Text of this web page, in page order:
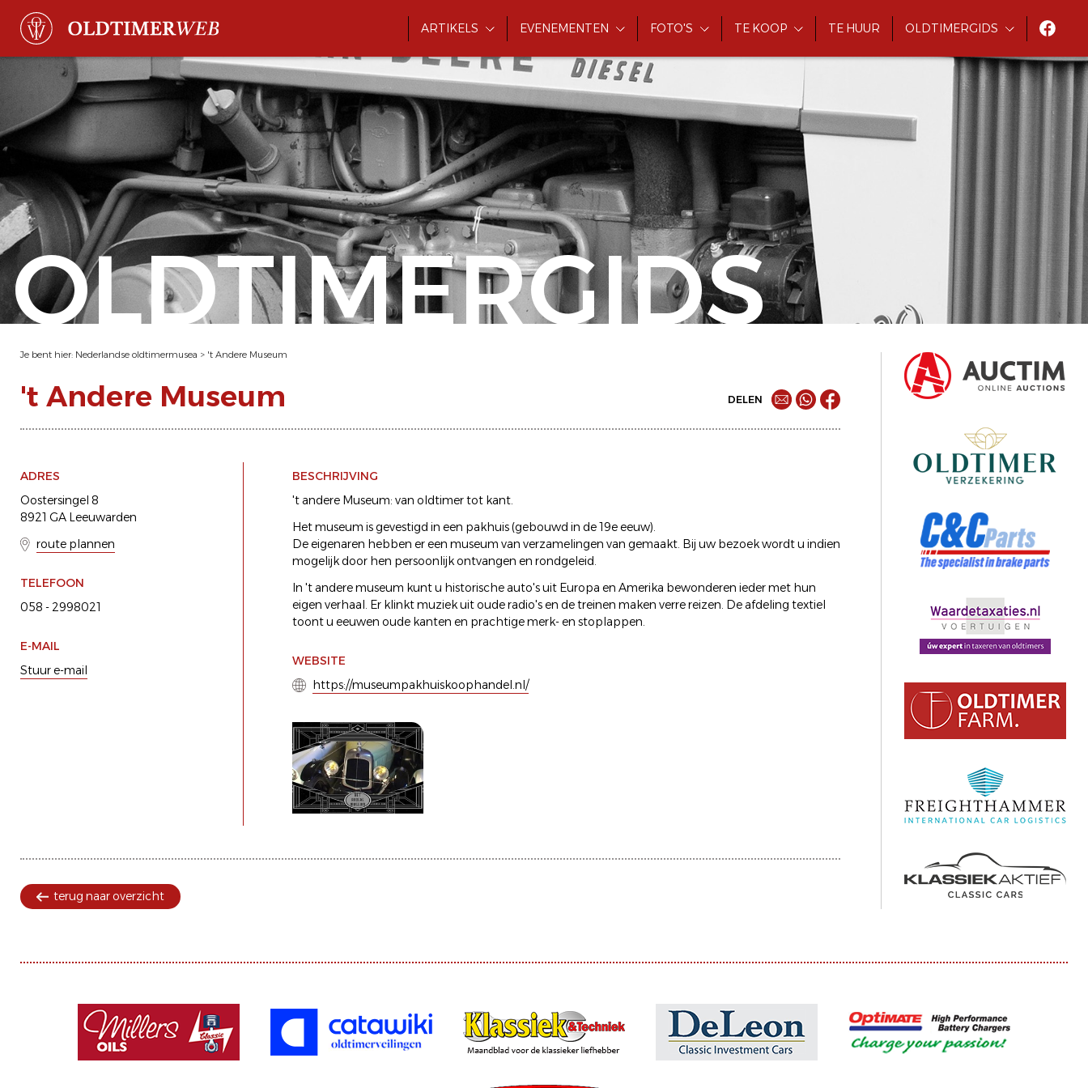
ARTIKELS EVENEMENTEN FOTO'S TE KOOP TE HUUR OLDTIMERGIDS
OLDTIMERGIDS
Je bent hier: Nederlandse oldtimermusea > 't Andere Museum
't Andere Museum DELEN
ADRES
Oostersingel 8
8921 GA Leeuwarden
route plannen
TELEFOON
058 - 2998021
E-MAIL
Stuur e-mail
BESCHRIJVING
't andere Museum: van oldtimer tot kant.
Het museum is gevestigd in een pakhuis (gebouwd in de 19e eeuw).
De eigenaren hebben er een museum van verzamelingen van gemaakt. Bij uw bezoek wordt u indien
mogelijk door hen persoonlijk ontvangen en rondgeleid.
In 't andere museum kunt u historische auto's uit Europa en Amerika bewonderen ieder met hun
eigen verhaal. Er klinkt muziek uit oude radio's en de treinen maken verre reizen. De afdeling textiel
toont u eeuwen oude kanten en prachtige merk- en stoplappen.
WEBSITE
https://museumpakhuiskoophandel.nl/
terug naar overzicht